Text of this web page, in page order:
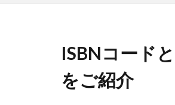
ISBNコード
をご紹介